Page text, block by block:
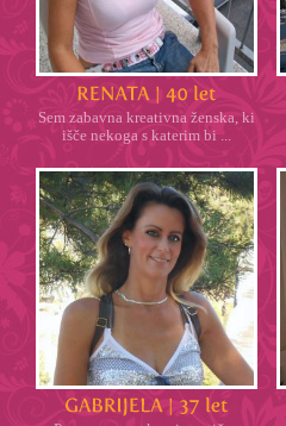
Sem zabavna kreativna ženska, ki
išče nekoga s katerim bi ...